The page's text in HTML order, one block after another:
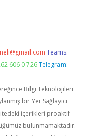
Teams:
606 0 726 Telegram:
Bilgi Teknolojileri
bir Yer Sağlayıcı
içerikleri proaktif
bulunmamaktadır.